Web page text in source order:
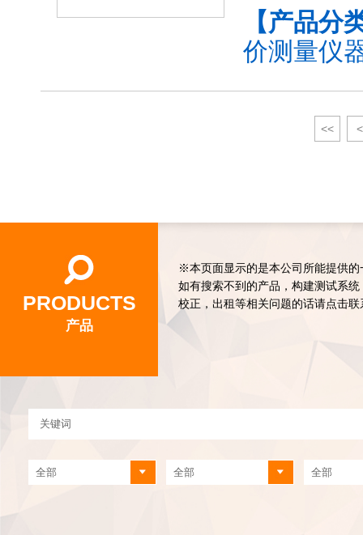
【产品分
价测量仪
<< <
PRODUCTS
产品
※本页面显示的是本公司所能提供的
如有搜索不到的产品，构建测试系
校正，出租等相关问题的话请点击联